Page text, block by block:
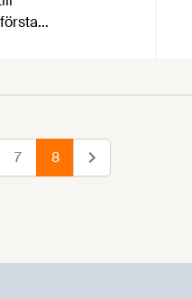
ofta stöter på.
7 8 Nästa